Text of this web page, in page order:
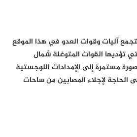
آليات وقوات العدو في هذا الموقع
تؤديها القوات المتوغلة شمال
مستمرة إلى الإمدادات اللوجستية
الحاجة لإجلاء المصابين من ساحات